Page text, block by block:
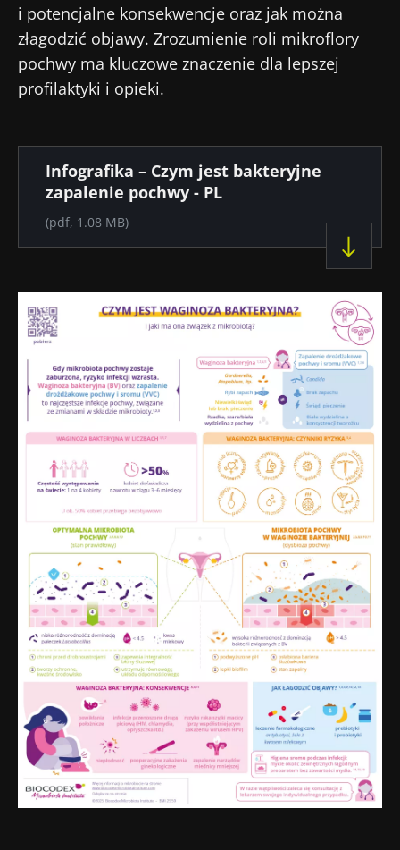
i potencjalne konsekwencje oraz jak można
złagodzić objawy. Zrozumienie roli mikroflory
pochwy ma kluczowe znaczenie dla lepszej
profilaktyki i opieki.
Infografika – Czym jest bakteryjne
zapalenie pochwy - PL
(pdf, 1.08 MB)